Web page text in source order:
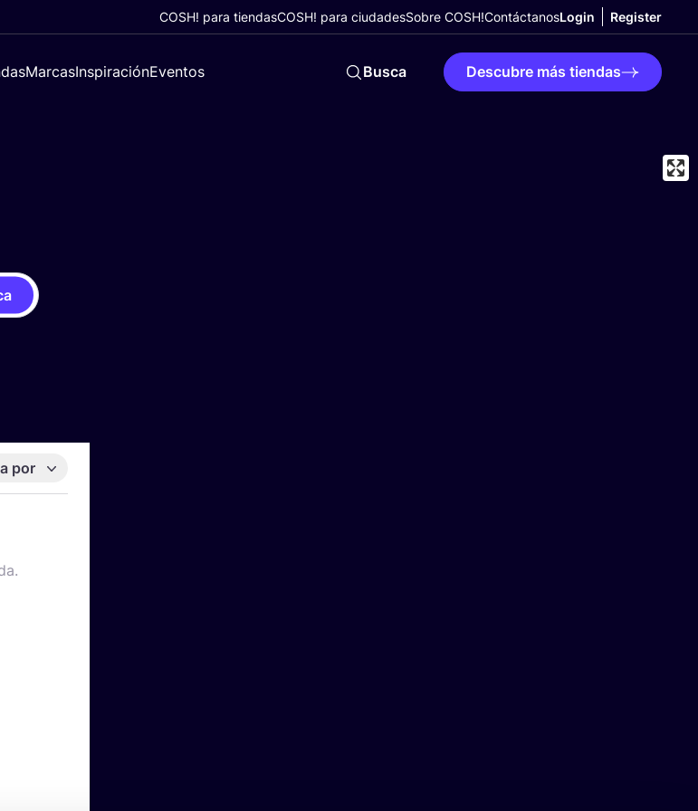
COSH! para tiendasCOSH! para ciudadesSobre COSH!ContáctanosLogin Register
MarcasInspiraciónEventos Busca Descubre más tiendas
por